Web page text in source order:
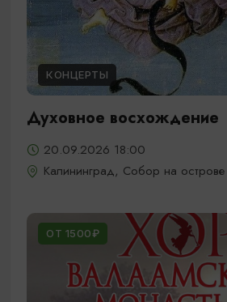
КОНЦЕРТЫ
Духовное восхождение
20.09.2026 18:00
Калининград, Собор на острове
ОТ 1500₽